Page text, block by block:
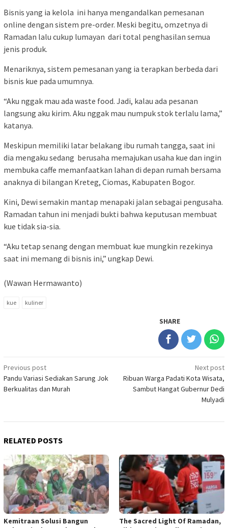
Bisnis yang ia kelola ini hanya mengandalkan pemesanan
online dengan sistem pre-order. Meski begitu, omzetnya di
Ramadan lalu cukup lumayan dari total penghasilan semua
jenis produk.
Menariknya, sistem pemesanan yang ia terapkan berbeda dari
bisnis kue pada umumnya.
“Aku nggak mau ada waste food. Jadi, kalau ada pesanan
langsung aku kirim. Aku nggak mau numpuk stok terlalu lama,”
katanya.
Meskipun memiliki latar belakang ibu rumah tangga, saat ini
dia mengaku sedang berusaha memajukan usaha kue dan ingin
membuka caffe memanfaatkan lahan di depan rumah bersama
anaknya di bilangan Kreteg, Ciomas, Kabupaten Bogor.
Kini, Dewi semakin mantap menapaki jalan sebagai pengusaha.
Ramadan tahun ini menjadi bukti bahwa keputusan membuat
kue tidak sia-sia.
“Aku tetap senang dengan membuat kue mungkin rezekinya
saat ini memang di bisnis ini,” ungkap Dewi.
(Wawan Hermawanto)
kue kuliner
SHARE
Post
navigation
Previous post
Pandu Variasi Sediakan Sarung Jok
Berkualitas dan Murah
Next post
Ribuan Warga Padati Kota Wisata,
Sambut Hangat Gubernur Dedi
Mulyadi
RELATED POSTS
Kemitraan Solusi Bangun
The Sacred Light Of Ramadan,